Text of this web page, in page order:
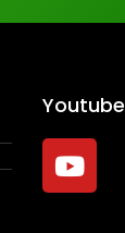
Youtube
Y
o
u